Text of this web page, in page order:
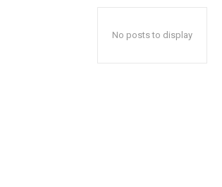
No posts to display